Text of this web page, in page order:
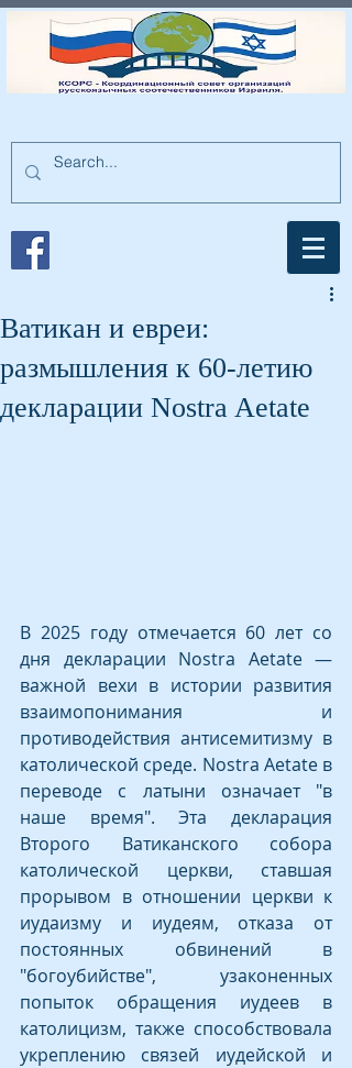
Ватикан и евреи:
размышления к 60-летию
декларации Nostra Aetate
В 2025 году отмечается 60 лет со
дня декларации Nostra Aetate —
важной вехи в истории развития
взаимопонимания и
противодействия антисемитизму в
католической среде. Nostra Aetate в
переводе с латыни означает "в
наше время". Эта декларация
Второго Ватиканского собора
католической церкви, ставшая
прорывом в отношении церкви к
иудаизму и иудеям, отказа от
постоянных обвинений в
"богоубийстве", узаконенных
попыток обращения иудеев в
католицизм, также способствовала
укреплению связей иудейской и